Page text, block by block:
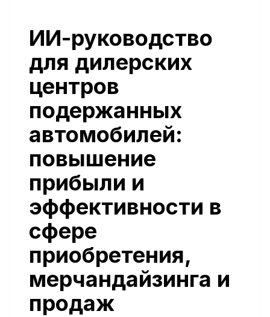
ИИ-руководство
для дилерских
центров
подержанных
автомобилей:
повышение
прибыли и
эффективности в
сфере
приобретения,
мерчандайзинга и
продаж